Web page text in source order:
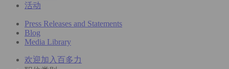
活动
Press Releases and Statements
Blog
Media Library
欢迎加入百多力